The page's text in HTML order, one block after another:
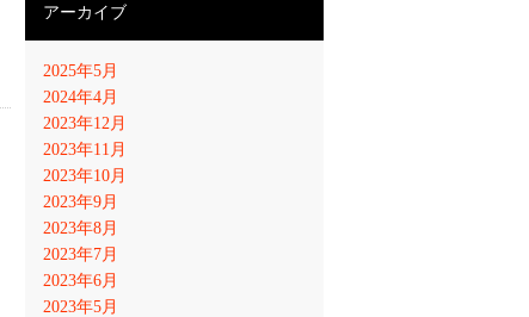
アーカイブ
2025年5月
2024年4月
2023年12月
2023年11月
2023年10月
2023年9月
2023年8月
2023年7月
2023年6月
2023年5月